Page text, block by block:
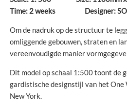
Time: 2 weeks Designer:
Om de nadruk op de structuur te
omliggende gebouwen, straten en
vereenvoudigde manier
Dit model op schaal 1:500 toont de
gardistische designstijl van het One
New York.